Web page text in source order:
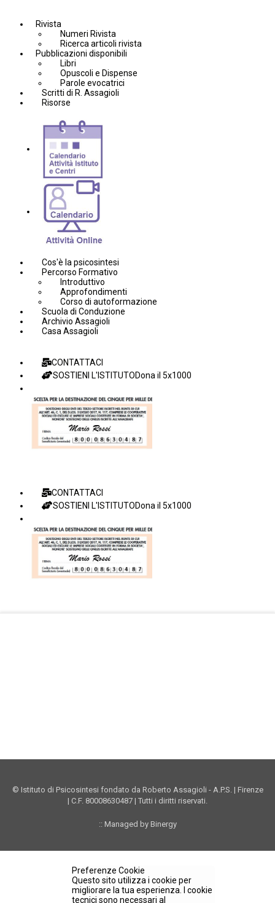
Rivista
Numeri Rivista
Ricerca articoli rivista
Pubblicazioni disponibili
Libri
Opuscoli e Dispense
Parole evocatrici
Scritti di R. Assagioli
Risorse
Cos'è la psicosintesi
Percorso Formativo
Introduttivo
Approfondimenti
Corso di autoformazione
Scuola di Conduzione
Archivio Assagioli
Casa Assagioli
CONTATTACI
SOSTIENI L'ISTITUTODona il 5x1000
CONTATTACI
SOSTIENI L'ISTITUTODona il 5x1000
© Istituto di Psicosintesi fondato da Roberto Assagioli - A.P.S. | Firenze
| C.F. 80008630487 | Tutti i diritti riservati.
:: Managed by Binergy
Preferenze Cookie
Questo sito utilizza i cookie per
migliorare la tua esperienza. I cookie
tecnici sono necessari al